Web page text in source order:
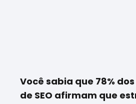
Você sabia que 78%
de SEO afirmam que